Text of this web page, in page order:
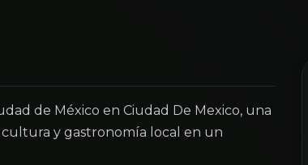
de México en Ciudad De Mexico, una
y gastronomía local en un